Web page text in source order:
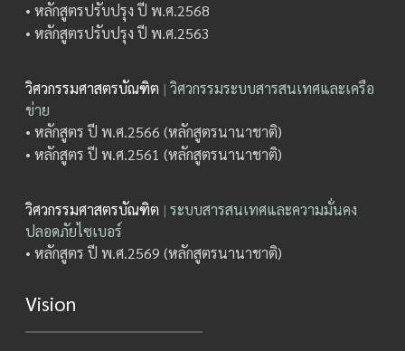
• หลักสูตรปรับปรุง ปี พ.ศ.2568
• หลักสูตรปรับปรุง ปี พ.ศ.2563
วิศวกรรมศาสตรบัณฑิต | วิศวกรรมระบบสารสนเทศและเครือ
ข่าย
• หลักสูตร ปี พ.ศ.2566 (หลักสูตรนานาชาติ)
• หลักสูตร ปี พ.ศ.2561 (หลักสูตรนานาชาติ)
วิศวกรรมศาสตรบัณฑิต | ระบบสารสนเทศและความมั่นคง
ปลอดภัยไซเบอร์
• หลักสูตร ปี พ.ศ.2569 (หลักสูตรนานาชาติ)
Vision